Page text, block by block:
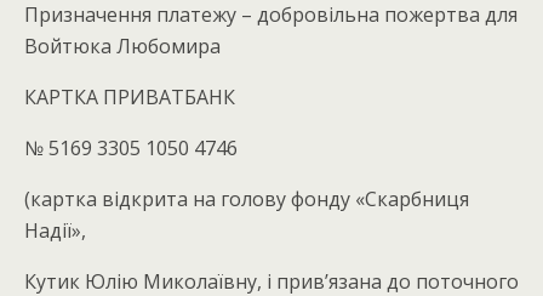
Призначення платежу – добровільна пожертва для
Войтюка Любомира
КАРТКА ПРИВАТБАНК
№ 5169 3305 1050 4746
(картка відкрита на голову фонду «Скарбниця
Надії»,
Кутик Юлію Миколаївну, і прив’язана до поточного